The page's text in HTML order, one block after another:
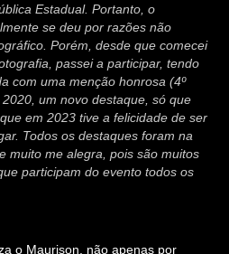
Estadual. Portanto, o
se deu por razões não
Porém, desde que comecei
passei a participar, tendo
com uma menção honrosa (4º
um novo destaque, só que
em 2023 tive a felicidade de ser
Todos os destaques foram na
muito me alegra, pois são muitos
participam do evento todos os
o Maurison, não apenas por